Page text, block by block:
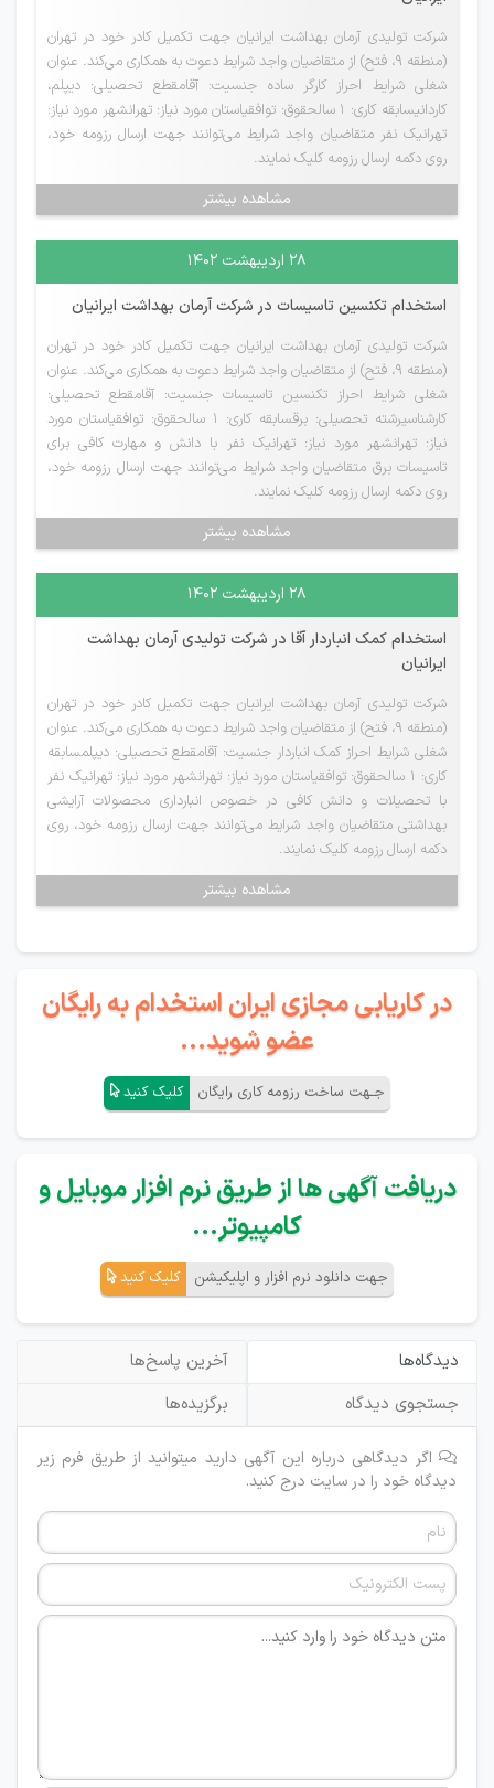
شرکت تولیدی آرمان بهداشت ایرانیان جهت تکمیل کادر خود در تهران
(منطقه ۹، فتح) از متقاضیان واجد شرایط دعوت به همکاری می‌کند. عنوان
شغلی شرایط احراز کارگر ساده جنسیت: آقامقطع تحصیلی: دیپلم،
کاردانیسابقه کاری: 1 سالحقوق: توافقیاستان مورد نیاز: تهرانشهر مورد نیاز:
تهرانیک نفر متقاضیان واجد شرایط می‌توانند جهت ارسال رزومه خود،
روی دکمه ارسال رزومه کلیک نمایند.
مشاهده بیشتر
۲۸ اردیبهشت ۱۴۰۲
استخدام تکنسین تاسیسات در شرکت آرمان بهداشت ایرانیان
شرکت تولیدی آرمان بهداشت ایرانیان جهت تکمیل کادر خود در تهران
(منطقه ۹، فتح) از متقاضیان واجد شرایط دعوت به همکاری می‌کند. عنوان
شغلی شرایط احراز تکنسین تاسیسات جنسیت: آقامقطع تحصیلی:
کارشناسیرشته تحصیلی: برقسابقه کاری: 1 سالحقوق: توافقیاستان مورد
نیاز: تهرانشهر مورد نیاز: تهرانیک نفر با دانش و مهارت کافی برای
تاسیسات برق متقاضیان واجد شرایط می‌توانند جهت ارسال رزومه خود،
روی دکمه ارسال رزومه کلیک نمایند.
مشاهده بیشتر
۲۸ اردیبهشت ۱۴۰۲
استخدام کمک انباردار آقا در شرکت تولیدی آرمان بهداشت
ایرانیان
شرکت تولیدی آرمان بهداشت ایرانیان جهت تکمیل کادر خود در تهران
(منطقه ۹، فتح) از متقاضیان واجد شرایط دعوت به همکاری می‌کند. عنوان
شغلی شرایط احراز کمک انباردار جنسیت: آقامقطع تحصیلی: دیپلمسابقه
کاری: ۱ سالحقوق: توافقیاستان مورد نیاز: تهرانشهر مورد نیاز: تهرانیک نفر
با تحصیلات و دانش کافی در خصوص انبارداری محصولات آرایشی
بهداشتی متقاضیان واجد شرایط می‌توانند جهت ارسال رزومه خود، روی
دکمه ارسال رزومه کلیک نمایند.
مشاهده بیشتر
در کاریابی مجازی ایران استخدام به رایگان
عضو شوید...
جـهت ساخت رزومه کاری رایگان کلیک کنید
دریافت آگهی ها از طریق نرم افزار موبایل و
کامپیوتر...
جهت دانلود نرم افزار و اپلیکیشن کلیک کنید
دیدگاه‌ها
آخرین پاسخ‌ها
جستجوی دیدگاه
برگزیده‌ها
اگر دیدگاهی درباره این آگهی دارید میتوانید از طریق فرم زیر
دیدگاه خود را در سایت درج کنید.